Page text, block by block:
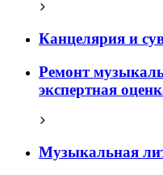
Канцелярия и
Ремонт
экспертная
Музыкальная